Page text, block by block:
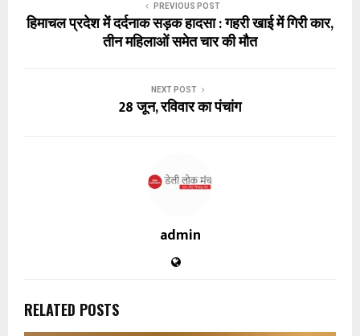
PREVIOUS POST
हिमाचल प्रदेश में दर्दनाक सड़क हादसा : गहरी खाई में गिरी कार,
तीन महिलाओं समेत चार की मौत
NEXT POST
28 जून, रविवार का पंचांग
admin
RELATED POSTS